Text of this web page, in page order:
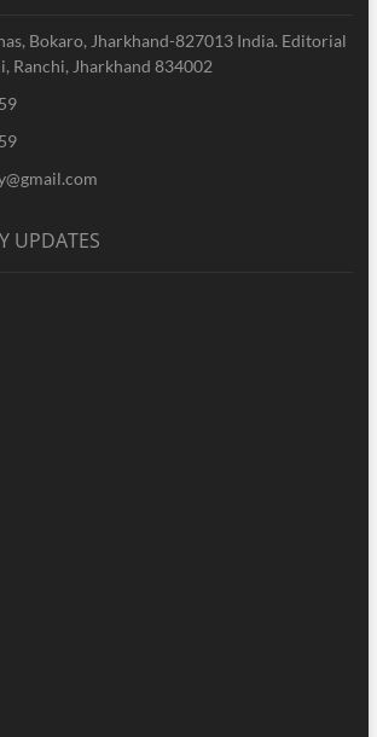
Bokaro, Jharkhand-827013 India. Editorial
Ranchi, Jharkhand 834002
UPDATES